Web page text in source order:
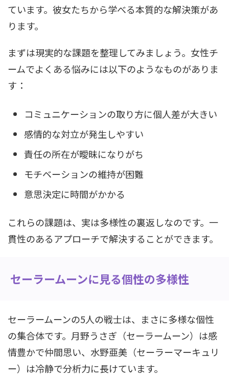
ています。彼女たちから学べる本質的な解決策があ
ります。
まずは現実的な課題を整理してみましょう。女性チ
ームでよくある悩みには以下のようなものがありま
す：
コミュニケーションの取り方に個人差が大きい
感情的な対立が発生しやすい
責任の所在が曖昧になりがち
モチベーションの維持が困難
意思決定に時間がかかる
これらの課題は、実は多様性の裏返しなのです。一
貫性のあるアプローチで解決することができます。
セーラームーンに見る個性の多様性
セーラームーンの5人の戦士は、まさに多様な個性
の集合体です。月野うさぎ（セーラームーン）は感
情豊かで仲間思い、水野亜美（セーラーマーキュリ
ー）は冷静で分析力に長けています。